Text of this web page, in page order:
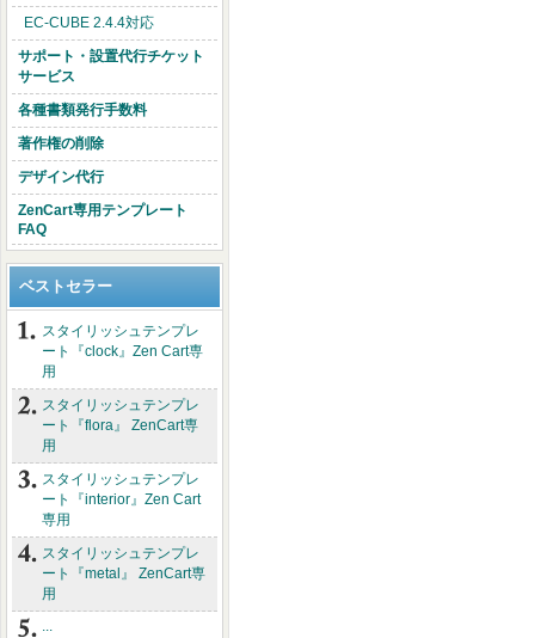
EC-CUBE 2.4.4対応
サポート・設置代行チケット
サービス
各種書類発行手数料
著作権の削除
デザイン代行
ZenCart専用テンプレート
FAQ
ベストセラー
スタイリッシュテンプレ
ート『clock』Zen Cart専
用
スタイリッシュテンプレ
ート『flora』 ZenCart専
用
スタイリッシュテンプレ
ート『interior』Zen Cart
専用
スタイリッシュテンプレ
ート『metal』 ZenCart専
用
...